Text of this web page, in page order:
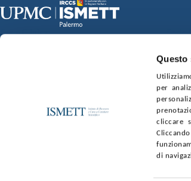
Questo
per
cliccare
di
Sede Clinica:
Sede